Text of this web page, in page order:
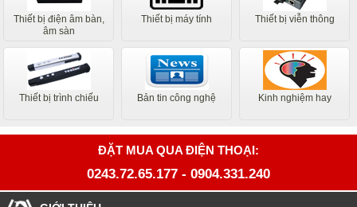
Thiết bị điện âm bàn,
âm sàn
Thiết bị máy tính Thiết bị viễn thông
Thiết bị trình chiếu Bản tin công nghệ Kinh nghiệm hay
ĐẶT MUA QUA ĐIỆN THOẠI:
0243.72.65.177 - 0904.331.240